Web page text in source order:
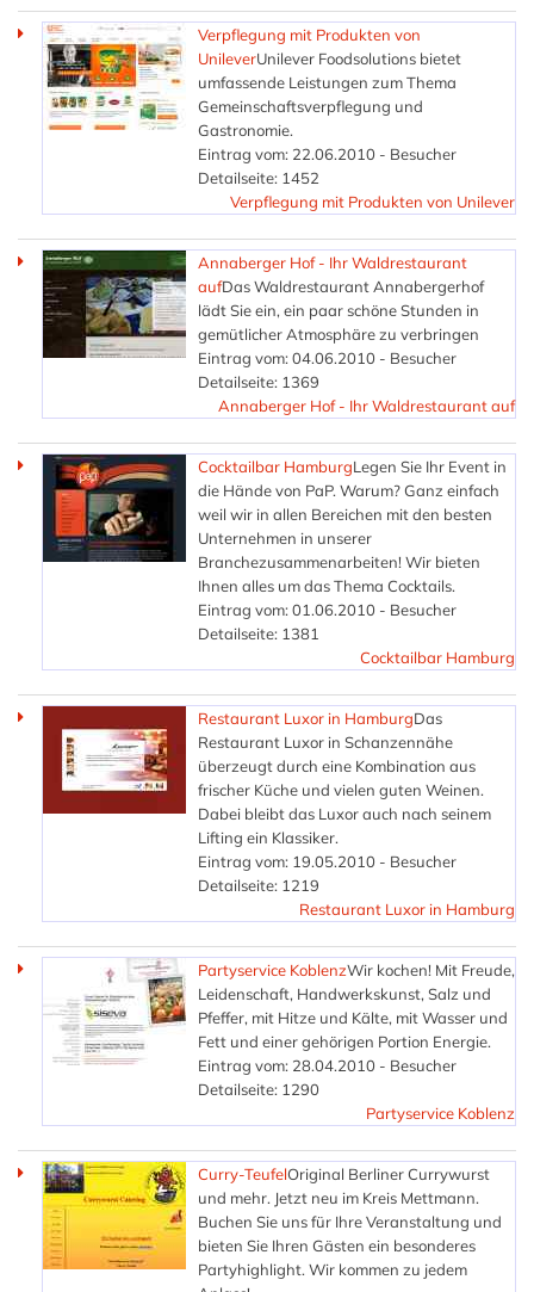
Verpflegung mit Produkten von
UnileverUnilever Foodsolutions bietet
umfassende Leistungen zum Thema
Gemeinschaftsverpflegung und
Gastronomie.
Eintrag vom: 22.06.2010 - Besucher
Detailseite: 1452
Verpflegung mit Produkten von Unilever
Annaberger Hof - Ihr Waldrestaurant
aufDas Waldrestaurant Annabergerhof
lädt Sie ein, ein paar schöne Stunden in
gemütlicher Atmosphäre zu verbringen
Eintrag vom: 04.06.2010 - Besucher
Detailseite: 1369
Annaberger Hof - Ihr Waldrestaurant auf
Cocktailbar HamburgLegen Sie Ihr Event in
die Hände von PaP. Warum? Ganz einfach
weil wir in allen Bereichen mit den besten
Unternehmen in unserer
Branchezusammenarbeiten! Wir bieten
Ihnen alles um das Thema Cocktails.
Eintrag vom: 01.06.2010 - Besucher
Detailseite: 1381
Cocktailbar Hamburg
Restaurant Luxor in HamburgDas
Restaurant Luxor in Schanzennähe
überzeugt durch eine Kombination aus
frischer Küche und vielen guten Weinen.
Dabei bleibt das Luxor auch nach seinem
Lifting ein Klassiker.
Eintrag vom: 19.05.2010 - Besucher
Detailseite: 1219
Restaurant Luxor in Hamburg
Partyservice KoblenzWir kochen! Mit Freude,
Leidenschaft, Handwerkskunst, Salz und
Pfeffer, mit Hitze und Kälte, mit Wasser und
Fett und einer gehörigen Portion Energie.
Eintrag vom: 28.04.2010 - Besucher
Detailseite: 1290
Partyservice Koblenz
Curry-TeufelOriginal Berliner Currywurst
und mehr. Jetzt neu im Kreis Mettmann.
Buchen Sie uns für Ihre Veranstaltung und
bieten Sie Ihren Gästen ein besonderes
Partyhighlight. Wir kommen zu jedem